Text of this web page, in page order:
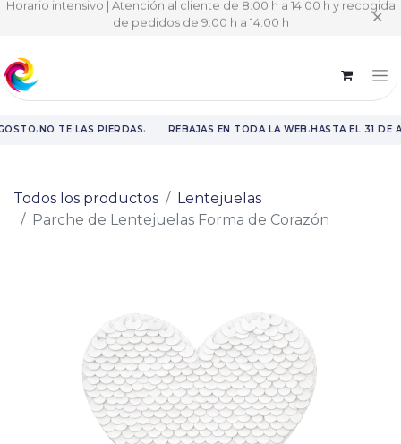
Horario intensivo | Atención al cliente de 8:00 h a 14:00 h y recogida
de pedidos de 9:00 h a 14:00 h ✕
·NO TE LAS PIERDAS· REBAJAS EN TODA LA WEB· HASTA EL 31 DE
Todos los productos
Lentejuelas
Parche de Lentejuelas Forma de Corazón